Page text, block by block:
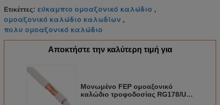
Ετικέττες: εύκαμπτο ομοαξονικό καλώδιο ,
ομοαξονικό καλώδιο καλωδίων ,
πολυ ομοαξονικό καλώδιο
Αποκτήστε την καλύτερη τιμή για
Μονωμένο FEP ομοαξονικό
καλώδιο τροφοδοσίας RG178/U